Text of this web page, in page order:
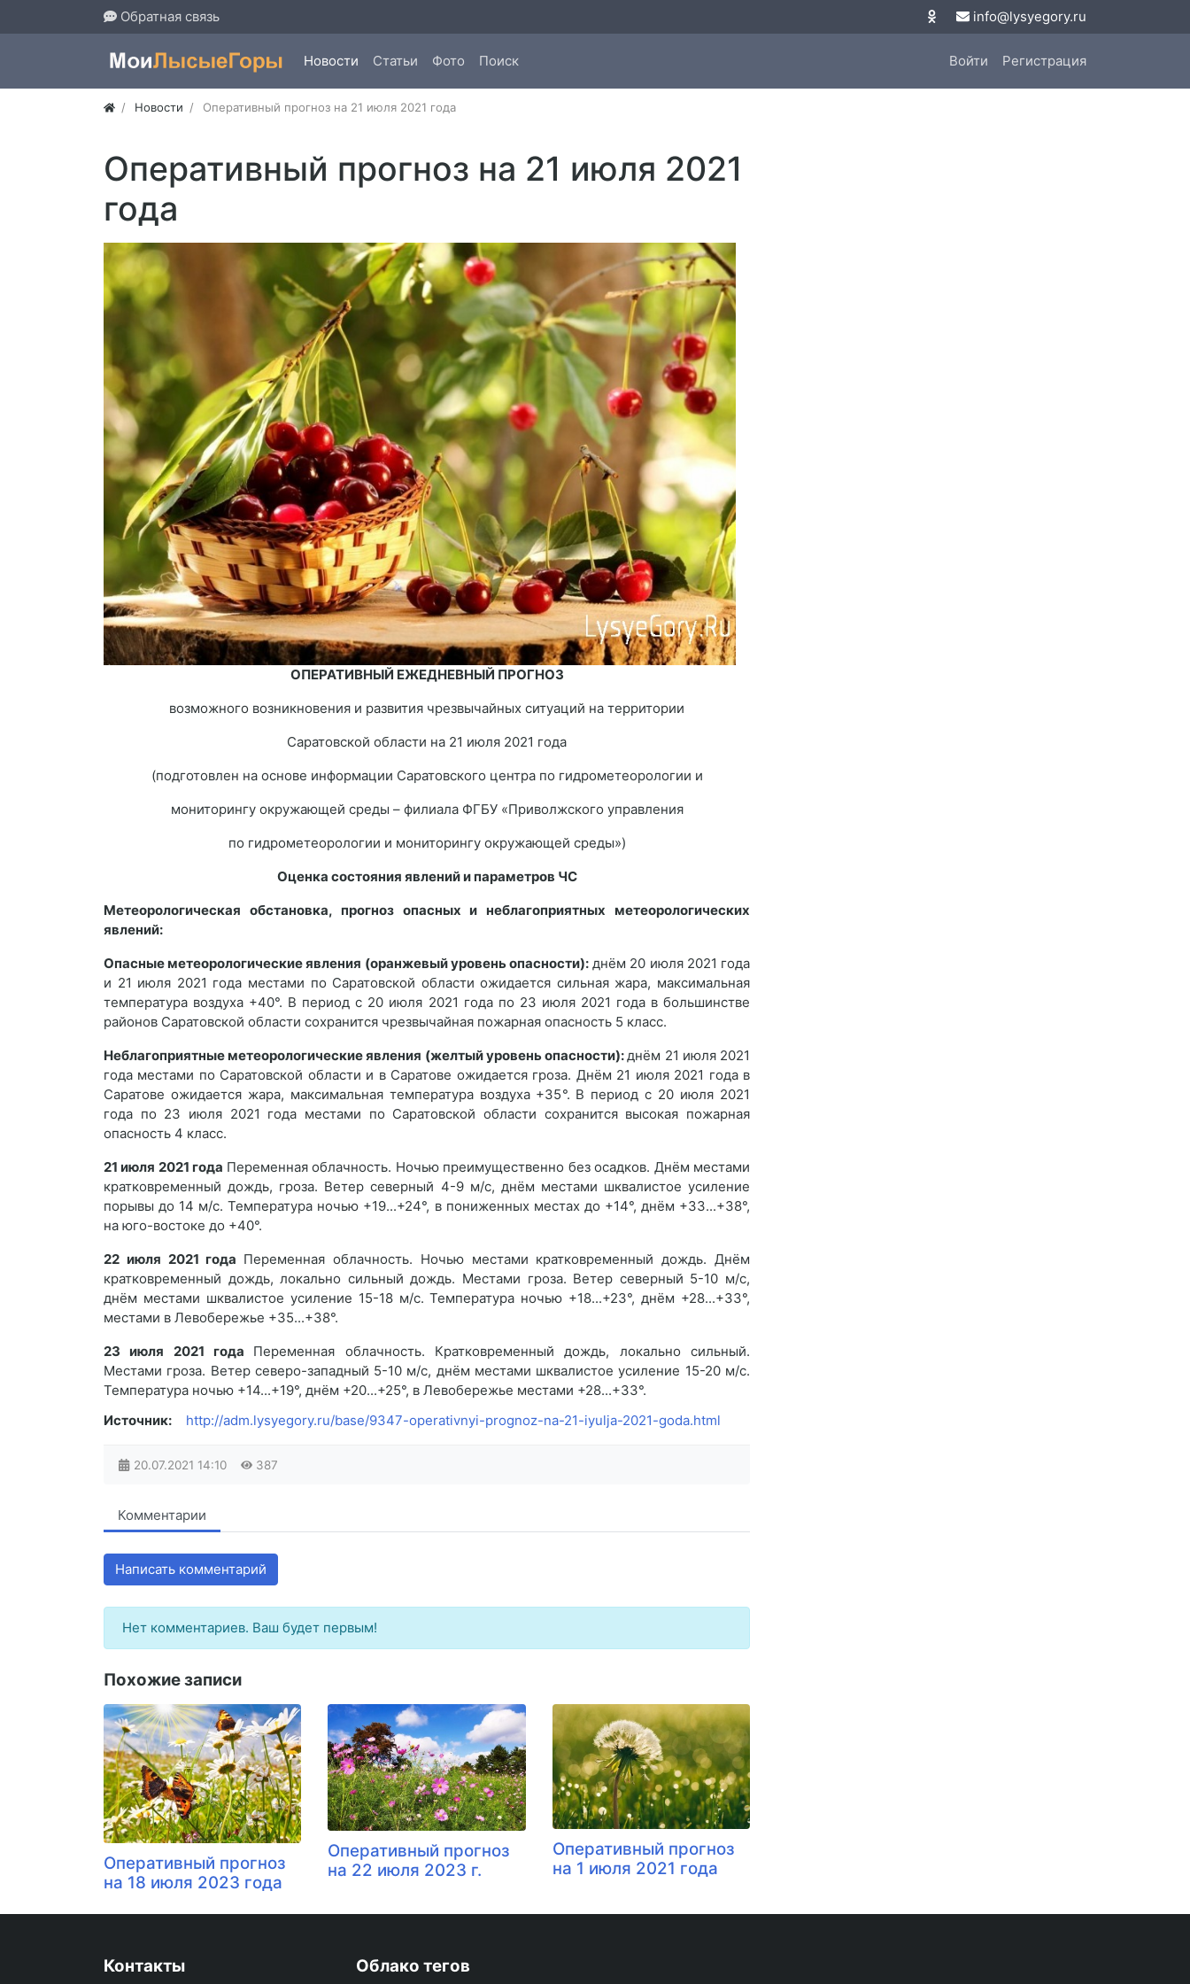
Обратная связь info@lysyegory.ru
Новости Статьи Фото Поиск Войти Регистрация
Новости Оперативный прогноз на 21 июля 2021 года
Оперативный прогноз на 21 июля 2021
года
ОПЕРАТИВНЫЙ ЕЖЕДНЕВНЫЙ ПРОГНОЗ
возможного возникновения и развития чрезвычайных ситуаций на территории
Саратовской области на 21 июля 2021 года
(подготовлен на основе информации Саратовского центра по гидрометеорологии и
мониторингу окружающей среды – филиала ФГБУ «Приволжского управления
по гидрометеорологии и мониторингу окружающей среды»)
Оценка состояния явлений и параметров ЧС
Метеорологическая обстановка, прогноз опасных и неблагоприятных метеорологических
явлений:
Опасные метеорологические явления (оранжевый уровень опасности): днём 20 июля 2021 года
и 21 июля 2021 года местами по Саратовской области ожидается сильная жара, максимальная
температура воздуха +40°. В период с 20 июля 2021 года по 23 июля 2021 года в большинстве
районов Саратовской области сохранится чрезвычайная пожарная опасность 5 класс.
Неблагоприятные метеорологические явления (желтый уровень опасности):днём 21 июля 2021
года местами по Саратовской области и в Саратове ожидается гроза. Днём 21 июля 2021 года в
Саратове ожидается жара, максимальная температура воздуха +35°. В период с 20 июля 2021
года по 23 июля 2021 года местами по Саратовской области сохранится высокая пожарная
опасность 4 класс.
21 июля 2021 года Переменная облачность. Ночью преимущественно без осадков. Днём местами
кратковременный дождь, гроза. Ветер северный 4-9 м/с, днём местами шквалистое усиление
порывы до 14 м/с. Температура ночью +19...+24°, в пониженных местах до +14°, днём +33...+38°,
на юго-востоке до +40°.
22 июля 2021 года Переменная облачность. Ночью местами кратковременный дождь. Днём
кратковременный дождь, локально сильный дождь. Местами гроза. Ветер северный 5-10 м/с,
днём местами шквалистое усиление 15-18 м/с. Температура ночью +18...+23°, днём +28...+33°,
местами в Левобережье +35...+38°.
23 июля 2021 года Переменная облачность. Кратковременный дождь, локально сильный.
Местами гроза. Ветер северо-западный 5-10 м/с, днём местами шквалистое усиление 15-20 м/с.
Температура ночью +14...+19°, днём +20...+25°, в Левобережье местами +28...+33°.
Источник:
http://adm.lysyegory.ru/base/9347-operativnyi-prognoz-na-21-iyulja-2021-goda.html
20.07.2021 14:10 387
Комментарии
Написать комментарий
Нет комментариев. Ваш будет первым!
Похожие записи
Оперативный прогноз
на 18 июля 2023 года
Оперативный прогноз
на 22 июля 2023 г.
Оперативный прогноз
на 1 июля 2021 года
Контакты Облако тегов